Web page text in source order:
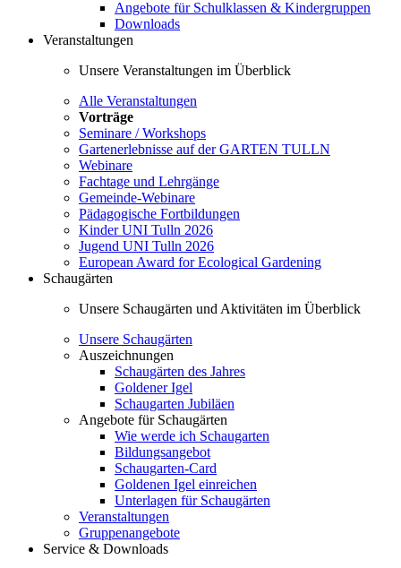
Angebote für Schulklassen & Kindergruppen
Downloads
Veranstaltungen
Unsere Veranstaltungen im Überblick
Alle Veranstaltungen
Vorträge
Seminare / Workshops
Gartenerlebnisse auf der GARTEN TULLN
Webinare
Fachtage und Lehrgänge
Gemeinde-Webinare
Pädagogische Fortbildungen
Kinder UNI Tulln 2026
Jugend UNI Tulln 2026
European Award for Ecological Gardening
Schaugärten
Unsere Schaugärten und Aktivitäten im Überblick
Unsere Schaugärten
Auszeichnungen
Schaugärten des Jahres
Goldener Igel
Schaugarten Jubiläen
Angebote für Schaugärten
Wie werde ich Schaugarten
Bildungsangebot
Schaugarten-Card
Goldenen Igel einreichen
Unterlagen für Schaugärten
Veranstaltungen
Gruppenangebote
Service & Downloads